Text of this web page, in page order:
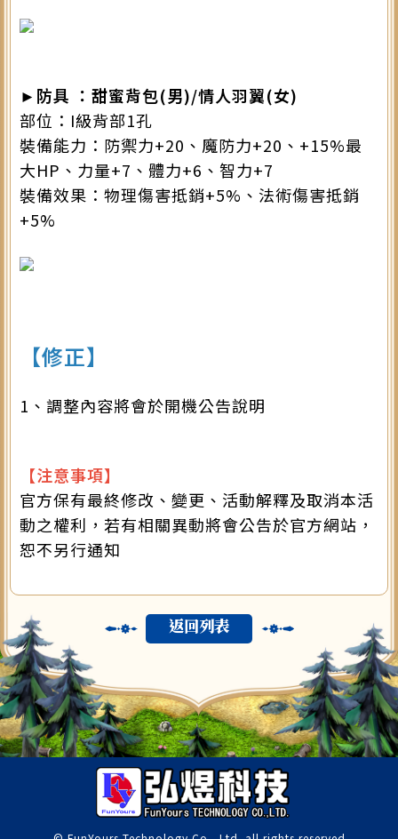
►防具 ：甜蜜背包(男)/情人羽翼(女)
部位：I級背部1孔
裝備能力：防禦力+20、魔防力+20、+15%最
大HP、力量+7、體力+6、智力+7
裝備效果：物理傷害抵銷+5%、法術傷害抵銷
+5%
【修正】
1、調整內容將會於開機公告說明
【注意事項】
官方保有最終修改、變更、活動解釋及取消本活
動之權利，若有相關異動將會公告於官方網站，
恕不另行通知
返回列表